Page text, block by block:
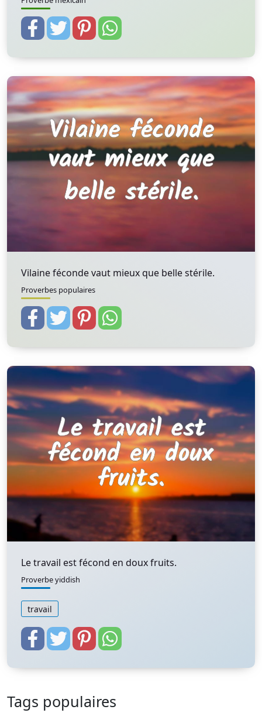
Vilaine féconde vaut mieux que belle stérile.
Proverbes populaires
Le travail est fécond en doux fruits.
Proverbe yiddish
travail
Tags populaires